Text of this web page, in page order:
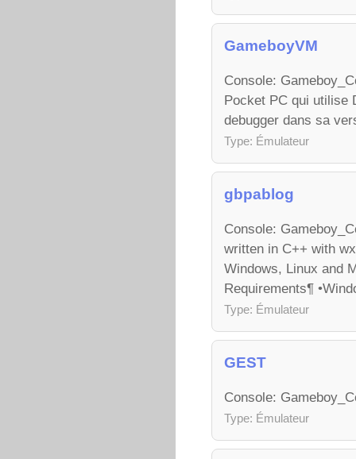
GameboyVM
Console:
Pocket PC qui utilise
debugger dans sa
Type: Émulateur
gbpablog
Console:
written in C++ with
Windows, Linux and
Requirements¶
Type: Émulateur
GEST
Console:
Type: Émulateur